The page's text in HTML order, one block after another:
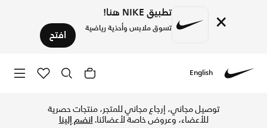
× تطبيق NIKE هنا!
تسوق ملابس وأحذية رياضية افتح
English
توصيل مجاني، إرجاع مجاني للمتجر، منتجات حصرية
للأعضاء، وعروض خاصة لأعضائنا.انضم إلينا